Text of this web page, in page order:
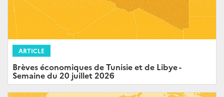
ARTICLE
Brèves économiques de Tunisie et de Libye -
Semaine du 20 juillet 2026